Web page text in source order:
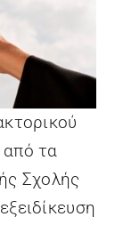
τα
Σχολής